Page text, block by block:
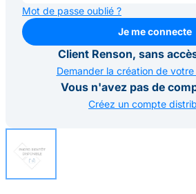
Mot de passe oublié ?
Je me connecte
Je me connecte
Client Renson, sans
Demander la création de
Vous n'avez pas de
Créez un compte